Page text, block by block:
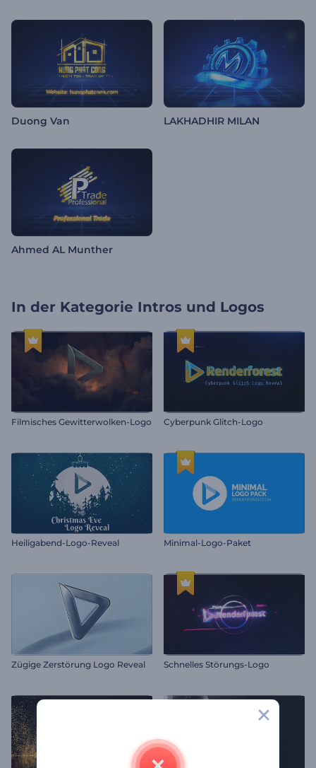
Duong Van LAKHADHIR MILAN
Ahmed AL Munther
In der Kategorie Intros und Logos
Filmisches Gewitterwolken-Logo Cyberpunk Glitch-Logo
Heiligabend-Logo-Reveal Minimal-Logo-Paket
Zügige Zerstörung Logo Reveal Schnelles Störungs-Logo